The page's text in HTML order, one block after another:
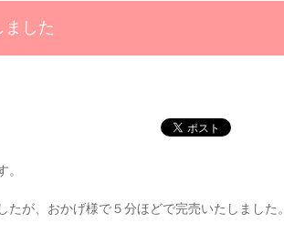
した
。
が、おかげ様で５分ほどで完売いたしました。